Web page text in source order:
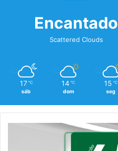
Encantado
Scattered Clouds
17 ℃
sáb
14 ℃
dom
15 ℃
seg